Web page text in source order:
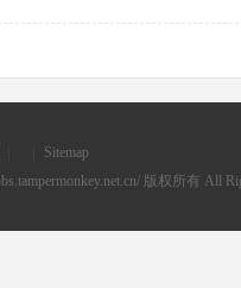
Sitemap
版权所有 All